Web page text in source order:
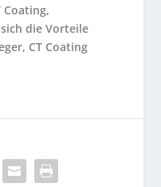
Coating,
die Vorteile
CT Coating